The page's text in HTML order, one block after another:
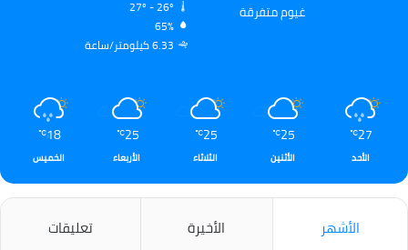
غيوم متفرقة
65%
6.33 كيلومتر/ساعة
27
℃
الأحد
25
℃
الأثنين
25
℃
الثلاثاء
25
℃
الأربعاء
18
℃
الخميس
الأشهر الأخيرة تعليقات